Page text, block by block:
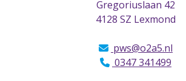
Gregoriuslaan 42
4128 SZ Lexmond
pws@o2a5.nl
0347 341499